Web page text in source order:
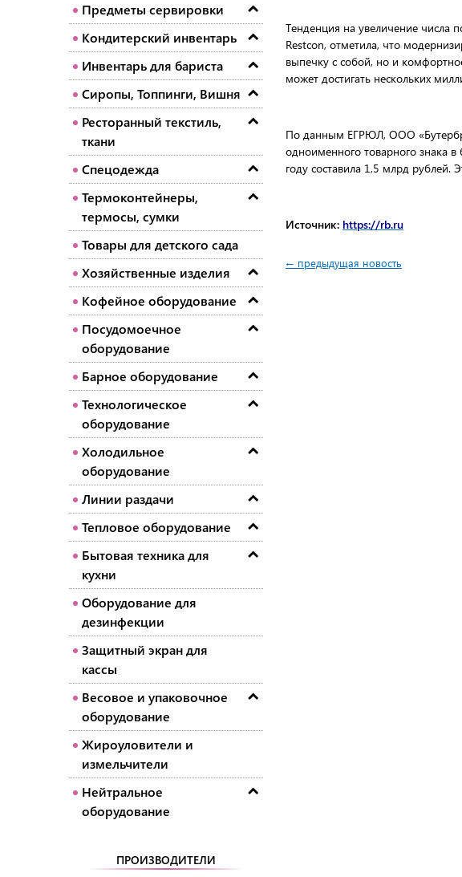
Предметы сервировки
Кондитерский инвентарь
Инвентарь для бариста
Сиропы, Топпинги, Вишня
Ресторанный текстиль,
ткани
Спецодежда
Термоконтейнеры,
термосы, сумки
Товары для детского сада
Хозяйственные изделия
Кофейное оборудование
Посудомоечное
оборудование
Барное оборудование
Технологическое
оборудование
Холодильное
оборудование
Линии раздачи
Тепловое оборудование
Бытовая техника для
кухни
Оборудование для
дезинфекции
Защитный экран для
кассы
Весовое и упаковочное
оборудование
Жироуловители и
измельчители
Нейтральное
оборудование
ПРОИЗВОДИТЕЛИ
Тенденция на увеличение числа
Restcon, отметила, что
выпечку с собой, но и
может достигать нескольких
По данным ЕГРЮЛ, ООО
одноименного товарного знака
году составила 1,5 млрд
Источник: https://rb.ru
← предыдущая новость